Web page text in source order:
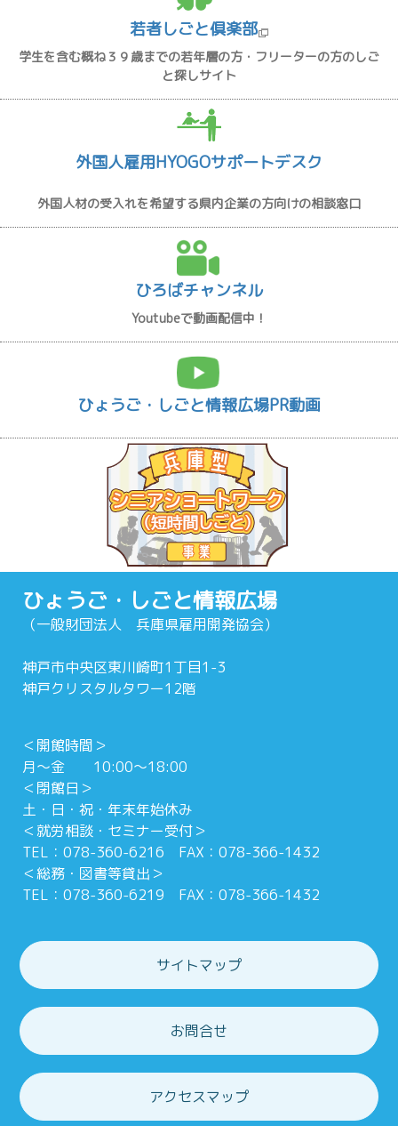
若者しごと倶楽部
学生を含む概ね３９歳までの若年層の方・フリーターの方のしご
と探しサイト
外国人雇用HYOGOサポートデスク
外国人材の受入れを希望する県内企業の方向けの相談窓口
ひろばチャンネル
Youtubeで動画配信中！
ひょうご・しごと情報広場PR動画
ひょうご・しごと情報広場
（一般財団法人 兵庫県雇用開発協会）
神戸市中央区東川崎町1丁目1-3
神戸クリスタルタワー12階
＜開館時間＞
月～金 10:00～18:00
＜閉館日＞
土・日・祝・年末年始休み
＜就労相談・セミナー受付＞
TEL：078-360-6216 FAX：078-366-1432
＜総務・図書等貸出＞
TEL：078-360-6219 FAX：078-366-1432
サイトマップ
お問合せ
アクセスマップ